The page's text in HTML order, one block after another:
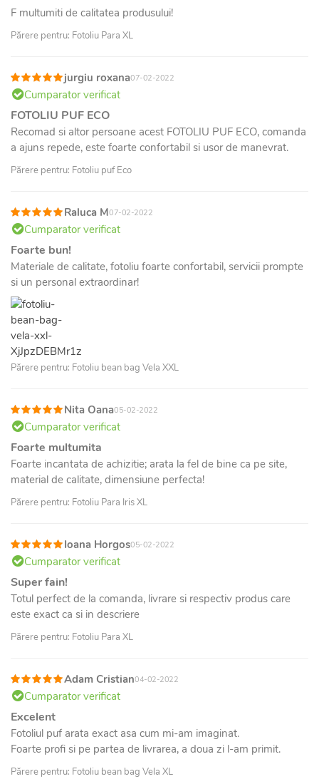
F multumiti de calitatea produsului!
Părere pentru: Fotoliu Para XL
jurgiu roxana07-02-2022
Cumparator verificat
FOTOLIU PUF ECO
Recomad si altor persoane acest FOTOLIU PUF ECO, comanda
a ajuns repede, este foarte confortabil si usor de manevrat.
Părere pentru: Fotoliu puf Eco
Raluca M07-02-2022
Cumparator verificat
Foarte bun!
Materiale de calitate, fotoliu foarte confortabil, servicii prompte
si un personal extraordinar!
Părere pentru: Fotoliu bean bag Vela XXL
Nita Oana05-02-2022
Cumparator verificat
Foarte multumita
Foarte incantata de achizitie; arata la fel de bine ca pe site,
material de calitate, dimensiune perfecta!
Părere pentru: Fotoliu Para Iris XL
Ioana Horgos05-02-2022
Cumparator verificat
Super fain!
Totul perfect de la comanda, livrare si respectiv produs care
este exact ca si in descriere
Părere pentru: Fotoliu Para XL
Adam Cristian04-02-2022
Cumparator verificat
Excelent
Fotoliul puf arata exact asa cum mi-am imaginat.
Foarte profi si pe partea de livrarea, a doua zi l-am primit.
Părere pentru: Fotoliu bean bag Vela XL